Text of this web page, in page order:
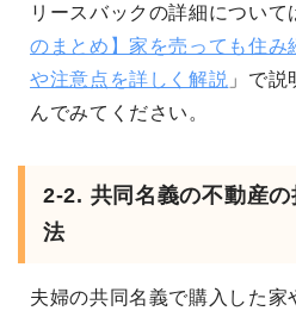
リースバックの詳細について
のまとめ】家を売っても住み
や注意点を詳しく解説 」で
んでみてください。
2-2. 共同名義の不動産
法
夫婦の共同名義で購入した家